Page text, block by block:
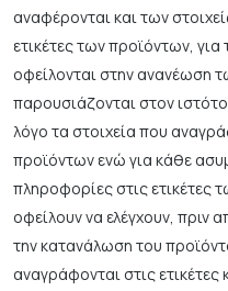
αναφέρονται και των
ετικέτες των προϊόντων,
οφείλονται στην ανανέωση
παρουσιάζονται στον
λόγο τα στοιχεία που
προϊόντων ενώ για κάθε
πληροφορίες στις ετικέτες
οφείλουν να ελέγχουν, πριν
την κατανάλωση του
αναγράφονται στις